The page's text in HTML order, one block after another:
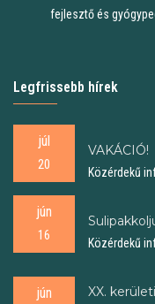
fejlesztő és
Legfrissebb hírek
júl
20
VAKÁCIÓ!
Közérdekű
jún
16
Közérdekű
jún
XX.